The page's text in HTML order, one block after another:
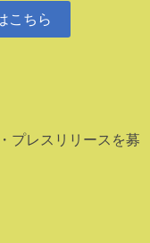
こちら
プレスリリースを募